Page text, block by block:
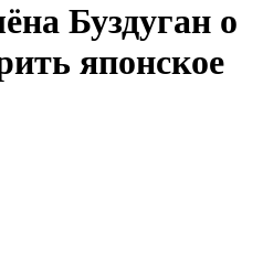
Буздуган о
японское